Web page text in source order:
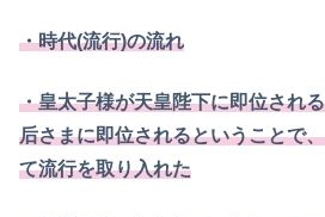
・時代(流行)の流れ
・皇太子様が天皇陛下に即位され
后さまに即位されるということで、
て流行を取り入れた